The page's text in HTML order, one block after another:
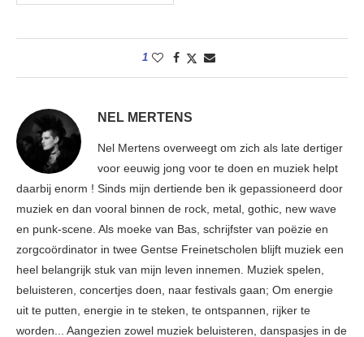
1
NEL MERTENS
Nel Mertens overweegt om zich als late dertiger
voor eeuwig jong voor te doen en muziek helpt
daarbij enorm ! Sinds mijn dertiende ben ik gepassioneerd door
muziek en dan vooral binnen de rock, metal, gothic, new wave
en punk-scene. Als moeke van Bas, schrijfster van poëzie en
zorgcoördinator in twee Gentse Freinetscholen blijft muziek een
heel belangrijk stuk van mijn leven innemen. Muziek spelen,
beluisteren, concertjes doen, naar festivals gaan; Om energie
uit te putten, energie in te steken, te ontspannen, rijker te
worden... Aangezien zowel muziek beluisteren, danspasjes in de